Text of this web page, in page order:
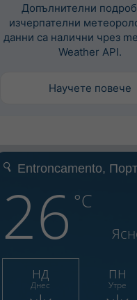
Допълнителни
изчерпателни
данни са налични чрез
Weather API.
Научете повече